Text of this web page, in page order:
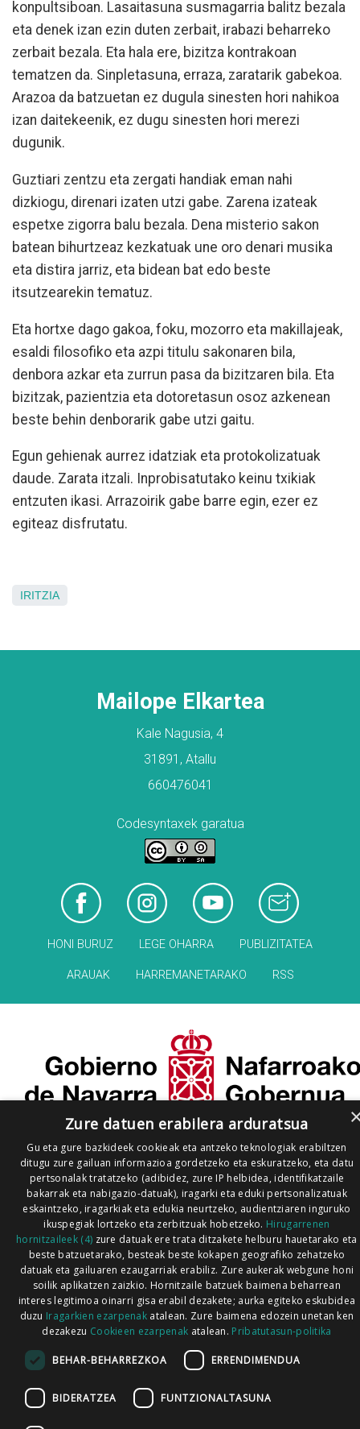
konpultsiboan. Lasaitasuna susmagarria balitz bezala
eta denek izan ezin duten zerbait, irabazi beharreko
zerbait bezala. Eta hala ere, bizitza kontrakoan
tematzen da. Sinpletasuna, erraza, zaratarik gabekoa.
Arazoa da batzuetan ez dugula sinesten hori nahikoa
izan daitekeenik, ez dugu sinesten hori merezi
dugunik.
Guztiari zentzu eta zergati handiak eman nahi
dizkiogu, direnari izaten utzi gabe. Zarena izateak
espetxe zigorra balu bezala. Dena misterio sakon
batean bihurtzeaz kezkatuak une oro denari musika
eta distira jarriz, eta bidean bat edo beste
itsutzearekin tematuz.
Eta hortxe dago gakoa, foku, mozorro eta makillajeak,
esaldi filosofiko eta azpi titulu sakonaren bila,
denbora azkar eta zurrun pasa da bizitzaren bila. Eta
bizitzak, pazientzia eta dotoretasun osoz azkenean
beste behin denborarik gabe utzi gaitu.
Egun gehienak aurrez idatziak eta protokolizatuak
daude. Zarata itzali. Inprobisatutako keinu txikiak
entzuten ikasi. Arrazoirik gabe barre egin, ezer ez
egiteaz disfrutatu.
IRITZIA
Mailope Elkartea
Kale Nagusia, 4
31891, Atallu
660476041
Codesyntaxek garatua
HONI BURUZ LEGE OHARRA PUBLIZITATEA
ARAUAK HARREMANETARAKO RSS
Zure datuen erabilera arduratsua
Gu eta gure bazkideek cookieak eta antzeko teknologiak erabiltzen
ditugu zure gailuan informazioa gordetzeko eta eskuratzeko, eta datu
pertsonalak tratatzeko (adibidez, zure IP helbidea, identifikatzaile
bakarrak eta nabigazio-datuak), iragarki eta eduki pertsonalizatuak
eskaintzeko, iragarkiak eta edukia neurtzeko, audientziaren inguruko
ikuspegiak lortzeko eta zerbitzuak hobetzeko. Hirugarrenen
hornitzaileek (4) zure datuak ere trata ditzakete helburu hauetarako eta
beste batzuetarako, besteak beste kokapen geografiko zehatzeko
datuak eta gailuaren ezaugarriak erabiliz. Zure aukerak webgune honi
soilik aplikatzen zaizkio. Hornitzaile batzuek baimena beharrean
interes legitimoa oinarri gisa erabil dezakete; aurka egiteko eskubidea
duzu Iragarkien ezarpenak atalean. Zure baimena edozein unetan ken
dezakezu Cookieen ezarpenak atalean. Pribatutasun-politika
BEHAR-BEHARREZKOA ERRENDIMENDUA
BIDERATZEA FUNTZIONALTASUNA